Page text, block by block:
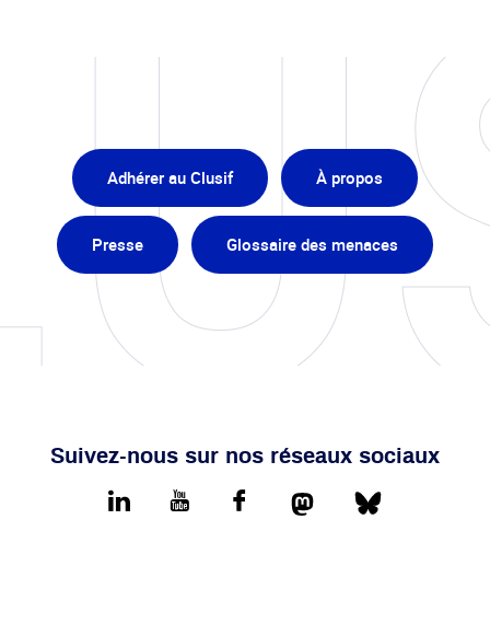
Adhérer au Clusif À propos
Presse Glossaire des menaces
Suivez-nous sur nos réseaux sociaux
LinkedIn youtube FacebookMastodonBluesky